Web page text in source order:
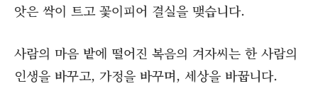
앗은 싹이 트고 꽃이피어 결실을 맺습니다.
사람의 마음 밭에 떨어진 복음의 겨자씨는 한 사람의
인생을 바꾸고, 가정을 바꾸며, 세상을 바꿉니다.